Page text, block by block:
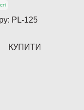
PL-125
КУПИТИ